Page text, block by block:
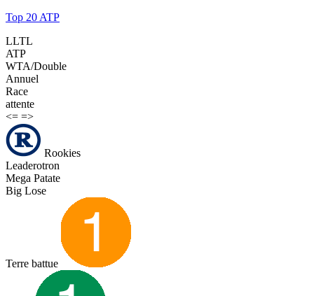
Top 20 ATP
LLTL
ATP
WTA/Double
Annuel
Race
attente
<= =>
Rookies
Leaderotron
Mega Patate
Big Lose
Terre battue